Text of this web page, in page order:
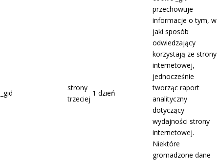
_gid
strony
trzeciej
1 dzień
przechowuje
informacje o tym, w
jaki sposób
odwiedzający
korzystają ze strony
internetowej,
jednocześnie
tworząc raport
analityczny
dotyczący
wydajności strony
internetowej.
Niektóre
gromadzone dane